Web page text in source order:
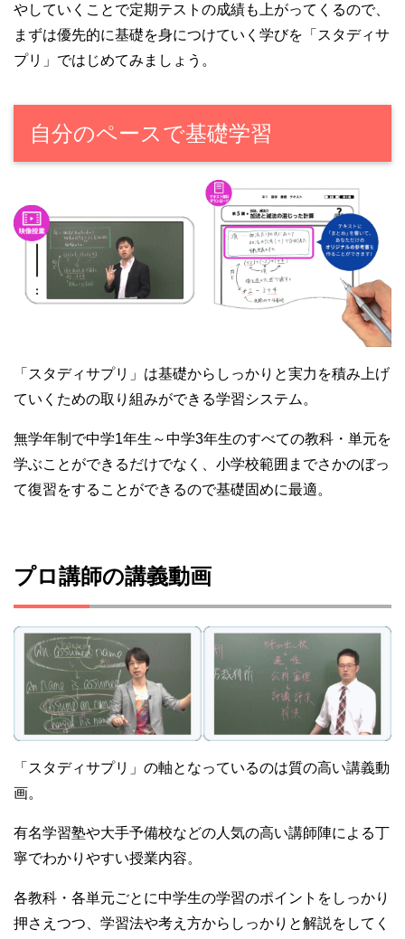
やしていくことで定期テストの成績も上がってくるので、
まずは優先的に基礎を身につけていく学びを「スタディサ
プリ」ではじめてみましょう。
自分のペースで基礎学習
「スタディサプリ」は基礎からしっかりと実力を積み上げ
ていくための取り組みができる学習システム。
無学年制で中学1年生～中学3年生のすべての教科・単元を
学ぶことができるだけでなく、小学校範囲までさかのぼっ
て復習をすることができるので基礎固めに最適。
プロ講師の講義動画
「スタディサプリ」の軸となっているのは質の高い講義動
画。
有名学習塾や大手予備校などの人気の高い講師陣による丁
寧でわかりやすい授業内容。
各教科・各単元ごとに中学生の学習のポイントをしっかり
押さえつつ、学習法や考え方からしっかりと解説をしてく